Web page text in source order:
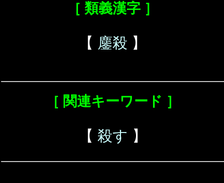
［ 類義漢字 ］
【 鏖殺 】
［ 関連キーワード ］
【 殺す 】